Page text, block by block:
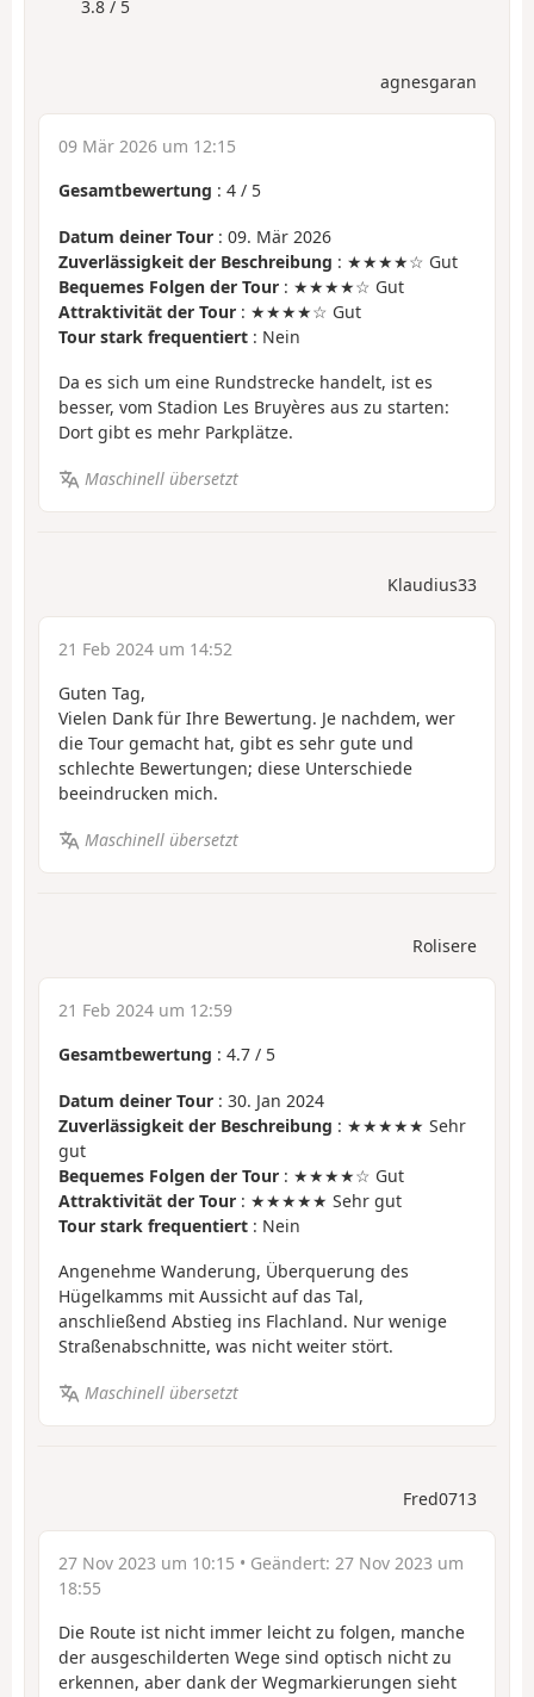
3.8 / 5
agnesgaran
09 Mär 2026 um 12:15
Gesamtbewertung : 4 / 5
Datum deiner Tour : 09. Mär 2026
Zuverlässigkeit der Beschreibung : ★★★★☆ Gut
Bequemes Folgen der Tour : ★★★★☆ Gut
Attraktivität der Tour : ★★★★☆ Gut
Tour stark frequentiert : Nein
Da es sich um eine Rundstrecke handelt, ist es
besser, vom Stadion Les Bruyères aus zu starten:
Dort gibt es mehr Parkplätze.
Maschinell übersetzt
Klaudius33
21 Feb 2024 um 14:52
Guten Tag,
Vielen Dank für Ihre Bewertung. Je nachdem, wer
die Tour gemacht hat, gibt es sehr gute und
schlechte Bewertungen; diese Unterschiede
beeindrucken mich.
Maschinell übersetzt
Rolisere
21 Feb 2024 um 12:59
Gesamtbewertung : 4.7 / 5
Datum deiner Tour : 30. Jan 2024
Zuverlässigkeit der Beschreibung : ★★★★★ Sehr
gut
Bequemes Folgen der Tour : ★★★★☆ Gut
Attraktivität der Tour : ★★★★★ Sehr gut
Tour stark frequentiert : Nein
Angenehme Wanderung, Überquerung des
Hügelkamms mit Aussicht auf das Tal,
anschließend Abstieg ins Flachland. Nur wenige
Straßenabschnitte, was nicht weiter stört.
Maschinell übersetzt
Fred0713
27 Nov 2023 um 10:15 • Geändert: 27 Nov 2023 um
18:55
Die Route ist nicht immer leicht zu folgen, manche
der ausgeschilderten Wege sind optisch nicht zu
erkennen, aber dank der Wegmarkierungen sieht